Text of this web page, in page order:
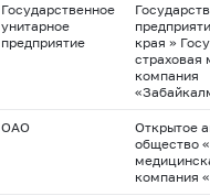
Государственное
унитарное
предприятие
края »
страховая
компания
ОАО
Открытое
общество
компания